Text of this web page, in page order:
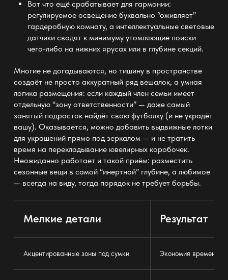
Вот что ещё срабатывает для гармонии:
регулируемое освещение буквально “оживляет”
гардеробную комнату, а интеллектуальные световые
датчики сводят к минимуму утомляющие поиски
чего-либо на нижних ярусах или в глубине секций.
Многие не догадываются, но тишину в пространстве
создаёт не просто аккуратный ряд вешалок, а умная
логика размещения: если каждый член семьи имеет
отдельную “зону ответственности” — даже самый
занятый подросток найдёт свою футболку (и не украдёт
вашу). Оказывается, можно добавить выдвижные лотки
для украшений прямо под зеркалом — и не тратить
время на перекладывание ювелирных коробочек.
Неожиданно работает и такой приём: разместить
сезонные вещи в самой “инертной” глубине, а любимое
— всегда на виду, тогда порядок не требует борьбы.
Мелкие детали Результат
Акцентированные зоны под сумки Экономия времени